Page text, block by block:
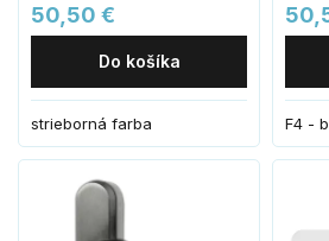
50,50 €
Do košíka
strieborná farba F4 -